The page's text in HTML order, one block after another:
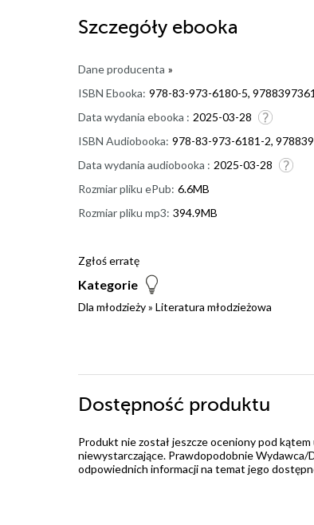
Szczegóły ebooka
Dane producenta »
ISBN Ebooka: 978-83-973-6180-5,
Data wydania ebooka : 2025-03-28
ISBN Audiobooka: 978-83-973-6181-2,
Data wydania audiobooka : 2025-03-28
Rozmiar pliku ePub: 6.6MB
Rozmiar pliku mp3: 394.9MB
Zgłoś erratę
Kategorie
Dla młodzieży» Literatura młodzieżowa
Dostępność produktu
Produkt nie został jeszcze oceniony pod
niewystarczające. Prawdopodobnie Wydawca/
odpowiednich informacji na temat jego